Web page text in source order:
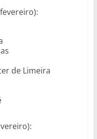
de Limeira